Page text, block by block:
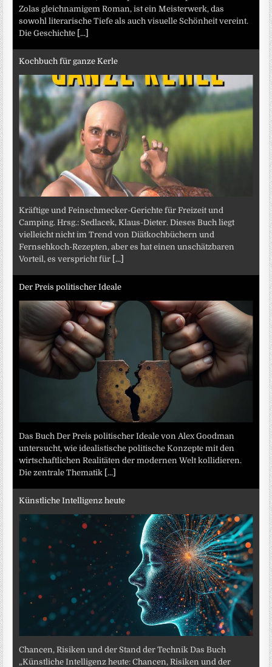
Zolas gleichnamigem Roman, ist ein Meisterwerk, das
sowohl literarische Tiefe als auch visuelle Schönheit vereint.
Die Geschichte [...]
Kochbuch für ganze Kerle
Kräftige und Feinschmecker-Gerichte für Freizeit und
Camping. Hrsg.: Sedlacek, Klaus-Dieter. Dieses Buch liegt
vielleicht nicht im Trend von Diätkochbüchern und
Fernsehkoch-Rezepten, aber es hat einen unschätzbaren
Vorteil, es verspricht für [...]
Der Preis politischer Ideale
Das Buch Der Preis politischer Ideale von Alex Goodman
untersucht, wie idealistische politische Konzepte mit den
wirtschaftlichen Realitäten der modernen Welt kollidieren.
Die zentrale Thematik [...]
Künstliche Intelligenz heute
Chancen, Risiken und der Stand der Technik Das Buch
„Künstliche Intelligenz heute: Chancen, Risiken und der